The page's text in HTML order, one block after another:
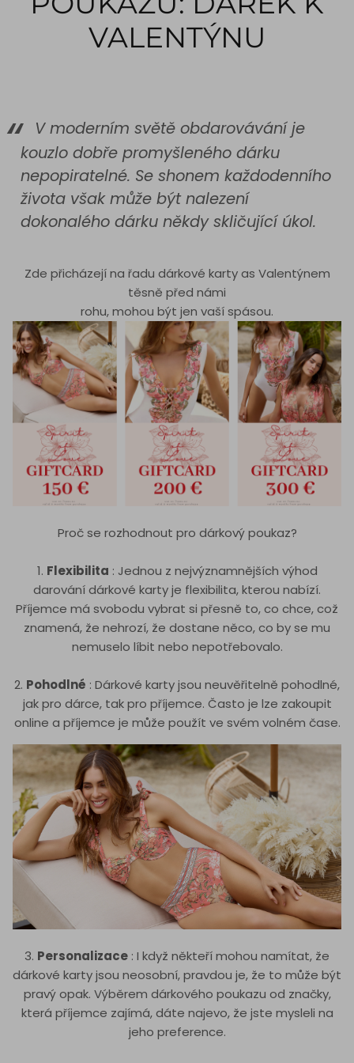
VALENTÝNU
V moderním světě obdarovávání je
kouzlo dobře promyšleného dárku
nepopiratelné. Se shonem každodenního
života však může být nalezení
dokonalého dárku někdy skličující úkol.
Zde přicházejí na řadu dárkové karty as Valentýnem
těsně před námi
rohu, mohou být jen vaší spásou.
Proč se rozhodnout pro dárkový poukaz?
1. Flexibilita : Jednou z nejvýznamnějších výhod
darování dárkové karty je flexibilita, kterou nabízí.
Příjemce má svobodu vybrat si přesně to, co chce, což
znamená, že nehrozí, že dostane něco, co by se mu
nemuselo líbit nebo nepotřebovalo.
2. Pohodlné : Dárkové karty jsou neuvěřitelně pohodlné,
jak pro dárce, tak pro příjemce. Často je lze zakoupit
online a příjemce je může použít ve svém volném čase.
3. Personalizace : I když někteří mohou namítat, že
dárkové karty jsou neosobní, pravdou je, že to může být
pravý opak. Výběrem dárkového poukazu od značky,
která příjemce zajímá, dáte najevo, že jste mysleli na
jeho preference.